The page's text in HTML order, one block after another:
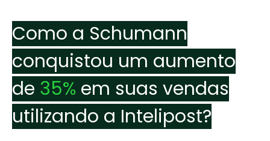
Como a Schumann
conquistou um aumento
de 35% em suas vendas
utilizando a Intelipost?